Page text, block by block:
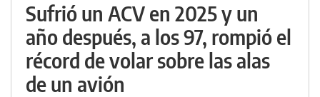
Sufrió un ACV en 2025 y un
año después, a los 97, rompió el
récord de volar sobre las alas
de un avión